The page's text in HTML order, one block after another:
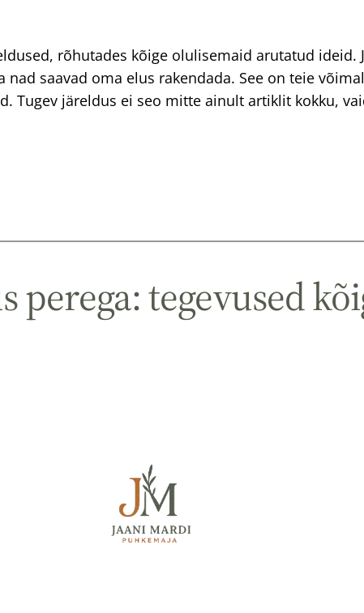
rõhutades kõige olulisemaid arutatud ideid.
saavad oma elus rakendada. See on teie
Tugev järeldus ei seo mitte ainult artiklit kokku,
perega: tegevused